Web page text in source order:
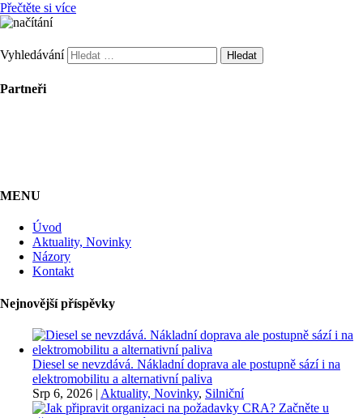
Přečtěte si více
Vyhledávání
Partneři
MENU
Úvod
Aktuality, Novinky
Názory
Kontakt
Nejnovější příspěvky
Diesel se nevzdává. Nákladní doprava ale postupně sází i na
elektromobilitu a alternativní paliva
Srp 6, 2026 | Aktuality, Novinky, Silniční